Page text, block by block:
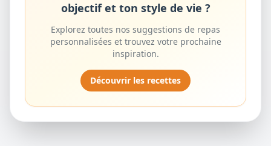
objectif et ton style de vie ?
Explorez toutes nos suggestions de repas
personnalisées et trouvez votre prochaine
inspiration.
Découvrir les recettes